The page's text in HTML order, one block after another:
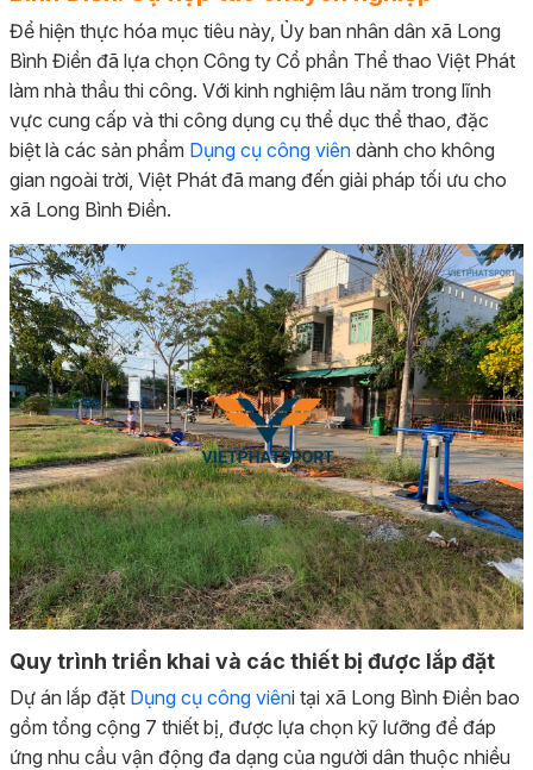
Để hiện thực hóa mục tiêu này, Ủy ban nhân dân xã Long
Bình Điền đã lựa chọn Công ty Cổ phần Thể thao Việt Phát
làm nhà thầu thi công. Với kinh nghiệm lâu năm trong lĩnh
vực cung cấp và thi công dụng cụ thể dục thể thao, đặc
biệt là các sản phẩm Dụng cụ công viên dành cho không
gian ngoài trời, Việt Phát đã mang đến giải pháp tối ưu cho
xã Long Bình Điền.
Quy trình triển khai và các thiết bị được lắp đặt
Dự án lắp đặt Dụng cụ công viêni tại xã Long Bình Điền bao
gồm tổng cộng 7 thiết bị, được lựa chọn kỹ lưỡng để đáp
ứng nhu cầu vận động đa dạng của người dân thuộc nhiều